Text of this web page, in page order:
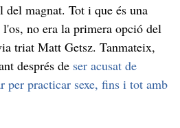
magnat. Tot i que és una
no era la primera opció del
triat Matt Getsz. Tanmateix,
després de ser acusat de
per practicar sexe, fins i tot amb